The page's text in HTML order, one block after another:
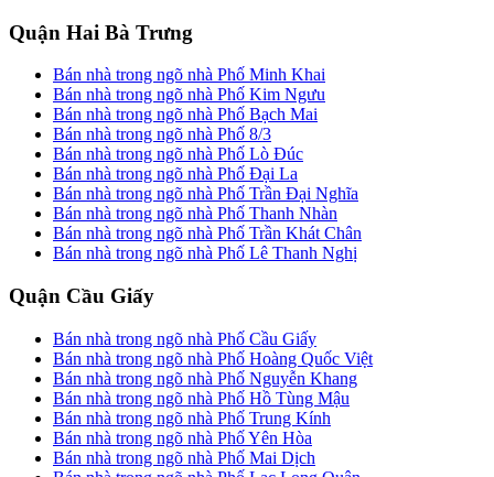
Quận Hai Bà Trưng
Bán nhà trong ngõ nhà Phố Minh Khai
Bán nhà trong ngõ nhà Phố Kim Ngưu
Bán nhà trong ngõ nhà Phố Bạch Mai
Bán nhà trong ngõ nhà Phố 8/3
Bán nhà trong ngõ nhà Phố Lò Đúc
Bán nhà trong ngõ nhà Phố Đại La
Bán nhà trong ngõ nhà Phố Trần Đại Nghĩa
Bán nhà trong ngõ nhà Phố Thanh Nhàn
Bán nhà trong ngõ nhà Phố Trần Khát Chân
Bán nhà trong ngõ nhà Phố Lê Thanh Nghị
Quận Cầu Giấy
Bán nhà trong ngõ nhà Phố Cầu Giấy
Bán nhà trong ngõ nhà Phố Hoàng Quốc Việt
Bán nhà trong ngõ nhà Phố Nguyễn Khang
Bán nhà trong ngõ nhà Phố Hồ Tùng Mậu
Bán nhà trong ngõ nhà Phố Trung Kính
Bán nhà trong ngõ nhà Phố Yên Hòa
Bán nhà trong ngõ nhà Phố Mai Dịch